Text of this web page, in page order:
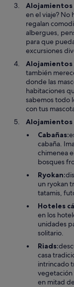
Alojamientos
en el viaje? No
regalan
albergues,
para que
excursiones
Alojamientos
también
donde las
habitaciones
sabemos todo
con tus
Alojamientos
Cabañas:
cabaña.
chimenea
bosques
Ryokan:
un ryokan
tatamis,
Hoteles
en los
unidades
solitario.
Riads:
casa
intrincado
vegetación
en mitad